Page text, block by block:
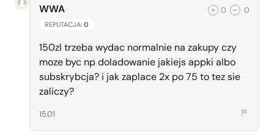
WWA
REPUTACJA: 0
0 0
150zl trzeba wydac normalnie na zakupy czy
moze byc np doladowanie jakiejs appki albo
subskrybcja? i jak zaplace 2x po 75 to tez sie
zaliczy?
15.01